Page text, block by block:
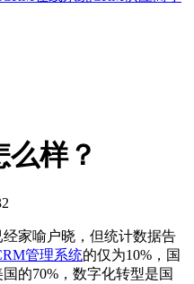
样？
经家喻户晓，但统计数据告
管理系统的仅为10%，国
的70%，数字化转型是国